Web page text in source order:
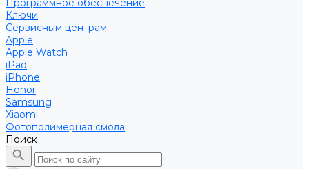
Программное обеспечение
Ключи
Сервисным центрам
Apple
Apple Watch
iPad
iPhone
Honor
Samsung
Xiaomi
Фотополимерная смола
Поиск